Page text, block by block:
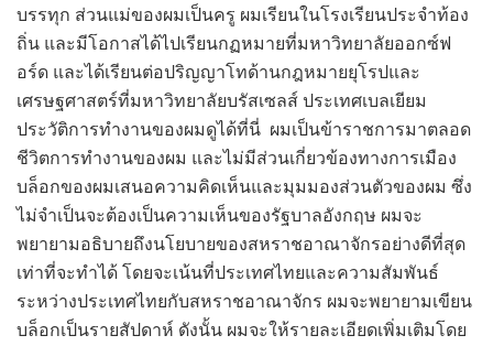
บรรทุก ส่วนแม่ของผมเป็นครู ผมเรียนในโรงเรียนประจำท้อง
ถิ่น และมีโอกาสได้ไปเรียนกฏหมายที่มหาวิทยาลัยออกซ์ฟ
อร์ด และได้เรียนต่อปริญญาโทด้านกฎหมายยุโรปและ
เศรษฐศาสตร์ที่มหาวิทยาลัยบรัสเซลส์ ประเทศเบลเยียม
ประวัติการทำงานของผมดูได้ที่นี่ ผมเป็นข้าราชการมาตลอด
ชีวิตการทำงานของผม และไม่มีส่วนเกี่ยวข้องทางการเมือง
บล็อกของผมเสนอความคิดเห็นและมุมมองส่วนตัวของผม ซึ่ง
ไม่จำเป็นจะต้องเป็นความเห็นของรัฐบาลอังกฤษ ผมจะ
พยายามอธิบายถึงนโยบายของสหราชอาณาจักรอย่างดีที่สุด
เท่าที่จะทำได้ โดยจะเน้นที่ประเทศไทยและความสัมพันธ์
ระหว่างประเทศไทยกับสหราชอาณาจักร ผมจะพยายามเขียน
บล็อกเป็นรายสัปดาห์ ดังนั้น ผมจะให้รายละเอียดเพิ่มเติมโดย